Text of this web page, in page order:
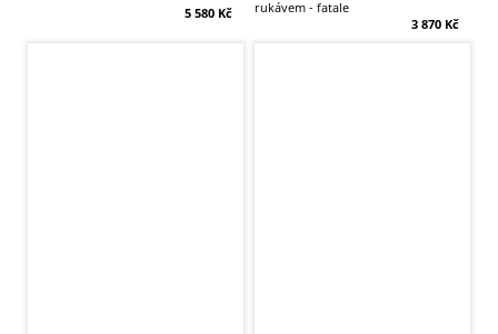
5 580 Kč
rukávem - fatale
3 870 Kč